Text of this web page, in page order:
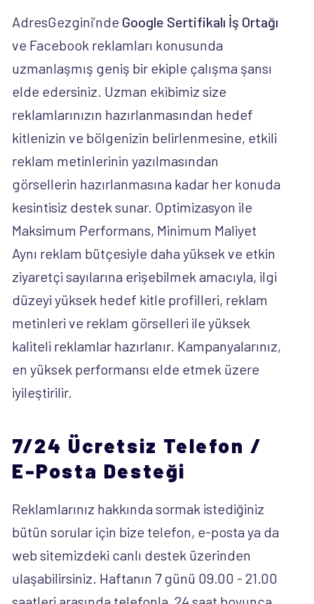
AdresGezgini’nde Google Sertifikalı İş Ortağı
ve Facebook reklamları konusunda
uzmanlaşmış geniş bir ekiple çalışma şansı
elde edersiniz. Uzman ekibimiz size
reklamlarınızın hazırlanmasından hedef
kitlenizin ve bölgenizin belirlenmesine, etkili
reklam metinlerinin yazılmasından
görsellerin hazırlanmasına kadar her konuda
kesintisiz destek sunar. Optimizasyon ile
Maksimum Performans, Minimum Maliyet
Aynı reklam bütçesiyle daha yüksek ve etkin
ziyaretçi sayılarına erişebilmek amacıyla, ilgi
düzeyi yüksek hedef kitle profilleri, reklam
metinleri ve reklam görselleri ile yüksek
kaliteli reklamlar hazırlanır. Kampanyalarınız,
en yüksek performansı elde etmek üzere
iyileştirilir.
7/24 Ücretsiz Telefon /
E-Posta Desteği
Reklamlarınız hakkında sormak istediğiniz
bütün sorular için bize telefon, e-posta ya da
web sitemizdeki canlı destek üzerinden
ulaşabilirsiniz. Haftanın 7 günü 09.00 - 21.00